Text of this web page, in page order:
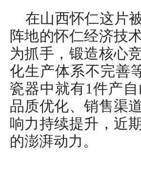
在山西怀仁这片
阵地的怀仁经济技
为抓手，锻造核心
化生产体系不完善
瓷器中就有1件产
品质优化、销售渠
响力持续提升，近
的澎湃动力。